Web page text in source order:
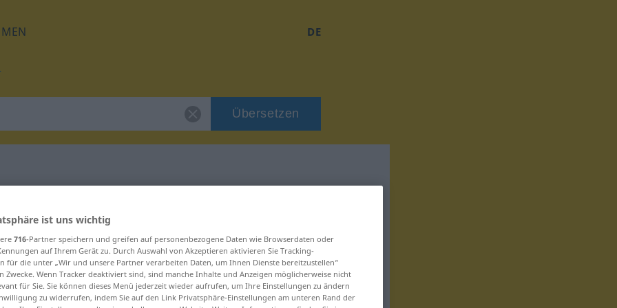
DE
Übersetzen
"Faulpelz"
ist uns wichtig
716-Partner speichern und greifen auf personenbezogene Daten wie Browserdaten oder
auf Ihrem Gerät zu. Durch Auswahl von Akzeptieren aktivieren Sie Tracking-
für die unter „Wir und unsere Partner verarbeiten Daten, um Ihnen Dienste bereitzustellen“
Zwecke. Wenn Tracker deaktiviert sind, sind manche Inhalte und Anzeigen möglicherweise nicht
für Sie. Sie können dieses Menü jederzeit wieder aufrufen, um Ihre Einstellungen zu ändern
zu widerrufen, indem Sie auf den Link Privatsphäre-Einstellungen am unteren Rand der